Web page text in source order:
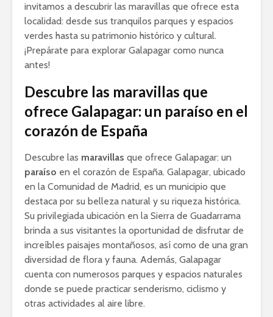
invitamos a descubrir las maravillas que ofrece esta
localidad: desde sus tranquilos parques y espacios
verdes hasta su patrimonio histórico y cultural.
¡Prepárate para explorar Galapagar como nunca
antes!
Descubre las maravillas que
ofrece Galapagar: un paraíso en el
corazón de España
Descubre las maravillas que ofrece Galapagar: un
paraíso en el corazón de España. Galapagar, ubicado
en la Comunidad de Madrid, es un municipio que
destaca por su belleza natural y su riqueza histórica.
Su privilegiada ubicación en la Sierra de Guadarrama
brinda a sus visitantes la oportunidad de disfrutar de
increíbles paisajes montañosos, así como de una gran
diversidad de flora y fauna. Además, Galapagar
cuenta con numerosos parques y espacios naturales
donde se puede practicar senderismo, ciclismo y
otras actividades al aire libre.